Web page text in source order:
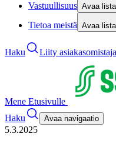
Vastuullisuus Avaa
Tietoa meistä Avaa
Haku Liity
Mene Etusivulle
Haku
Avaa navigaatio
5.3.2025